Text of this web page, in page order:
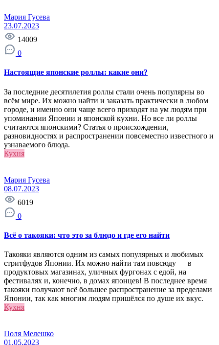
Мария Гусева
23.07.2023
14009
0
Настоящие японские роллы: какие они?
За последние десятилетия роллы стали очень популярны во
всём мире. Их можно найти и заказать практически в любом
городе, и именно они чаще всего приходят на ум людям при
упоминании Японии и японской кухни. Но все ли роллы
считаются японскими? Статья о происхождении,
разновидностях и распространении повсеместно известного и
узнаваемого блюда.
Кухня
Мария Гусева
08.07.2023
6019
0
Всё о такояки: что это за блюдо и где его найти
Такояки являются одним из самых популярных и любимых
стритфудов Японии. Их можно найти там повсюду — в
продуктовых магазинах, уличных фургонах с едой, на
фестивалях и, конечно, в домах японцев! В последнее время
такояки получают всё большее распространение за пределами
Японии, так как многим людям пришёлся по душе их вкус.
Кухня
Поля Мелешко
01.05.2023